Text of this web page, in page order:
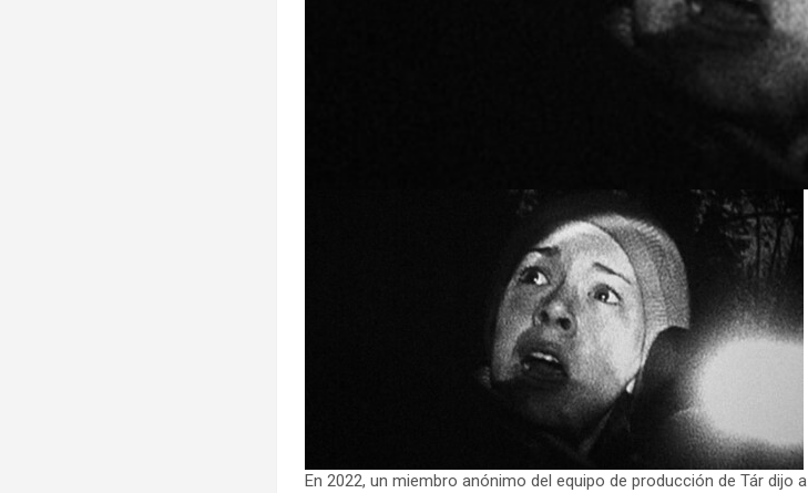
En 2022, un miembro anónimo del equipo de producción de Tár dijo a